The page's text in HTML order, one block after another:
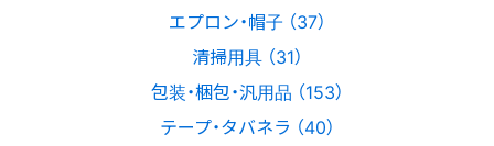
エプロン・帽子 （37）
清掃用具 （31）
包装・梱包・汎用品 （153）
テープ・タバネラ （40）